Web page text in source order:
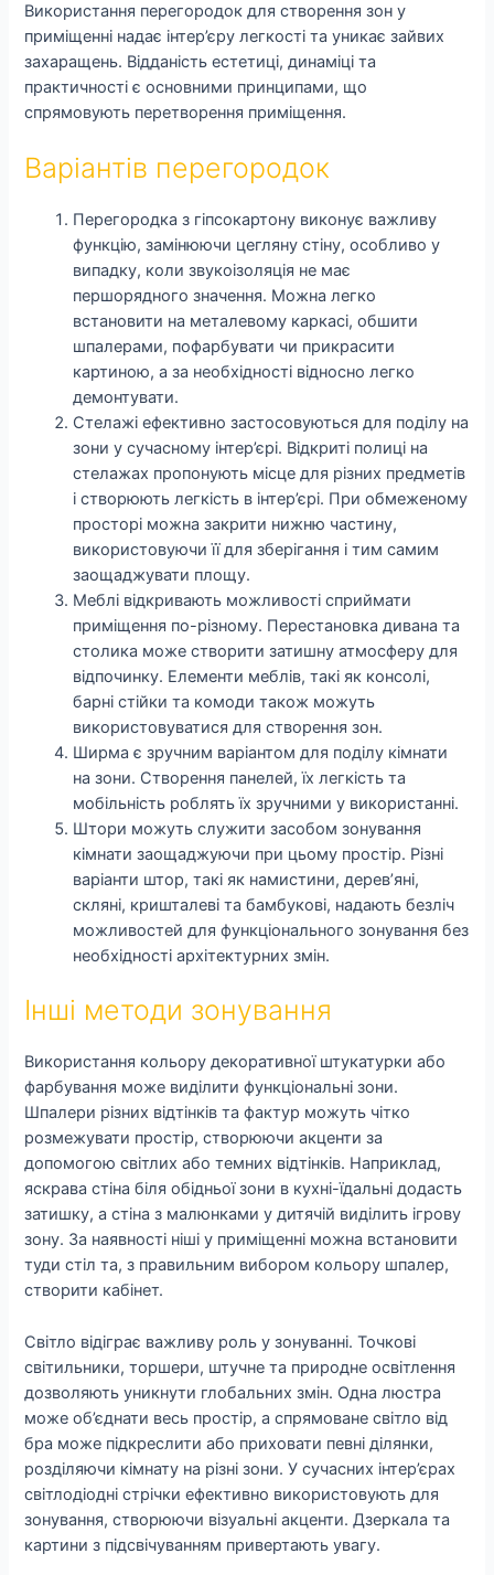
Використання перегородок для створення зон у
приміщенні надає інтер’єру легкості та уникає зайвих
захаращень. Відданість естетиці, динаміці та
практичності є основними принципами, що
спрямовують перетворення приміщення.
Варіантів перегородок
Перегородка з гіпсокартону виконує важливу
функцію, замінюючи цегляну стіну, особливо у
випадку, коли звукоізоляція не має
першорядного значення. Можна легко
встановити на металевому каркасі, обшити
шпалерами, пофарбувати чи прикрасити
картиною, а за необхідності відносно легко
демонтувати.
Стелажі ефективно застосовуються для поділу на
зони у сучасному інтер’єрі. Відкриті полиці на
стелажах пропонують місце для різних предметів
і створюють легкість в інтер’єрі. При обмеженому
просторі можна закрити нижню частину,
використовуючи її для зберігання і тим самим
заощаджувати площу.
Меблі відкривають можливості сприймати
приміщення по-різному. Перестановка дивана та
столика може створити затишну атмосферу для
відпочинку. Елементи меблів, такі як консолі,
барні стійки та комоди також можуть
використовуватися для створення зон.
Ширма є зручним варіантом для поділу кімнати
на зони. Створення панелей, їх легкість та
мобільність роблять їх зручними у використанні.
Штори можуть служити засобом зонування
кімнати заощаджуючи при цьому простір. Різні
варіанти штор, такі як намистини, дерев’яні,
скляні, кришталеві та бамбукові, надають безліч
можливостей для функціонального зонування без
необхідності архітектурних змін.
Інші методи зонування
Використання кольору декоративної штукатурки або
фарбування може виділити функціональні зони.
Шпалери різних відтінків та фактур можуть чітко
розмежувати простір, створюючи акценти за
допомогою світлих або темних відтінків. Наприклад,
яскрава стіна біля обідньої зони в кухні-їдальні додасть
затишку, а стіна з малюнками у дитячій виділить ігрову
зону. За наявності ніші у приміщенні можна встановити
туди стіл та, з правильним вибором кольору шпалер,
створити кабінет.
Світло відіграє важливу роль у зонуванні. Точкові
світильники, торшери, штучне та природне освітлення
дозволяють уникнути глобальних змін. Одна люстра
може об’єднати весь простір, а спрямоване світло від
бра може підкреслити або приховати певні ділянки,
розділяючи кімнату на різні зони. У сучасних інтер’єрах
світлодіодні стрічки ефективно використовують для
зонування, створюючи візуальні акценти. Дзеркала та
картини з підсвічуванням привертають увагу.